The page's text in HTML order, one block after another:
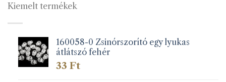
Kiemelt termékek
160058-0 Zsinórszorító egy lyukas
átlátszó fehér
33 Ft